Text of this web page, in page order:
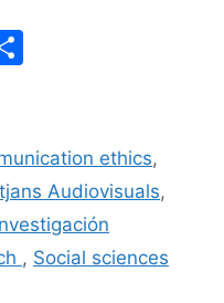
p
ar
tir
ethics,
Audiovisuals,
, Social sciences